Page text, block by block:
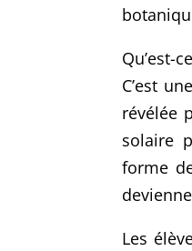
Qu’est-
C’est
révélée
solaire
forme
Les